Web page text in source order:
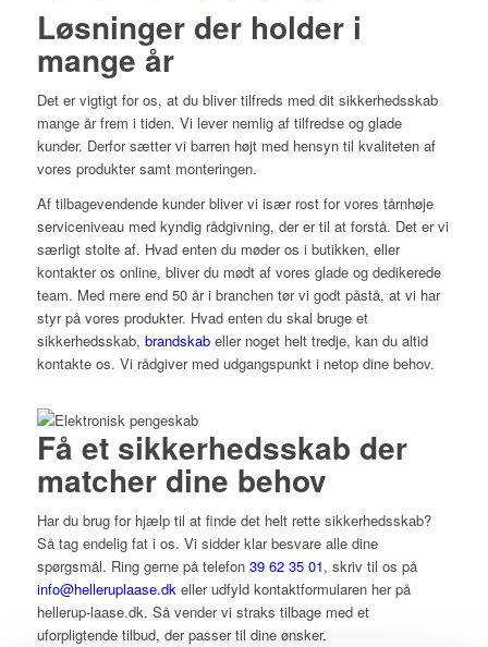
Løsninger der holder i
mange år
Det er vigtigt for os, at du bliver tilfreds med dit sikkerhedsskab
mange år frem i tiden. Vi lever nemlig af tilfredse og glade
kunder. Derfor sætter vi barren højt med hensyn til kvaliteten af
vores produkter samt monteringen.
Af tilbagevendende kunder bliver vi især rost for vores tårnhøje
serviceniveau med kyndig rådgivning, der er til at forstå. Det er vi
særligt stolte af. Hvad enten du møder os i butikken, eller
kontakter os online, bliver du mødt af vores glade og dedikerede
team. Med mere end 50 år i branchen tør vi godt påstå, at vi har
styr på vores produkter. Hvad enten du skal bruge et
sikkerhedsskab, brandskabeller noget helt tredje, kan du altid
kontakte os. Vi rådgiver med udgangspunkt i netop dine behov.
Få et sikkerhedsskab der
matcher dine behov
Har du brug for hjælp til at finde det helt rette sikkerhedsskab?
Så tag endelig fat i os. Vi sidder klar besvare alle dine
spørgsmål. Ring gerne på telefon 39 62 35 01, skriv til os på
info@helleruplaase.dkeller udfyld kontaktformularen her på
hellerup-laase.dk. Så vender vi straks tilbage med et
uforpligtende tilbud, der passer til dine ønsker.